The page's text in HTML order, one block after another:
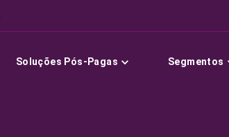
Soluções Pós-Pagas Segmentos